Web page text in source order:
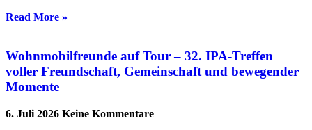
Read More »
Wohnmobilfreunde auf Tour – 32. IPA-Treffen
voller Freundschaft, Gemeinschaft und bewegender
Momente
6. Juli 2026 Keine Kommentare